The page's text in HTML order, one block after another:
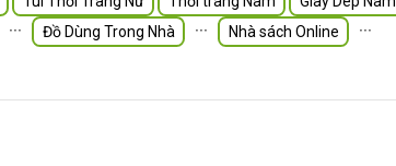
∙∙∙ Đồ Dùng Trong Nhà ∙∙∙ Nhà sách Online
∙∙∙